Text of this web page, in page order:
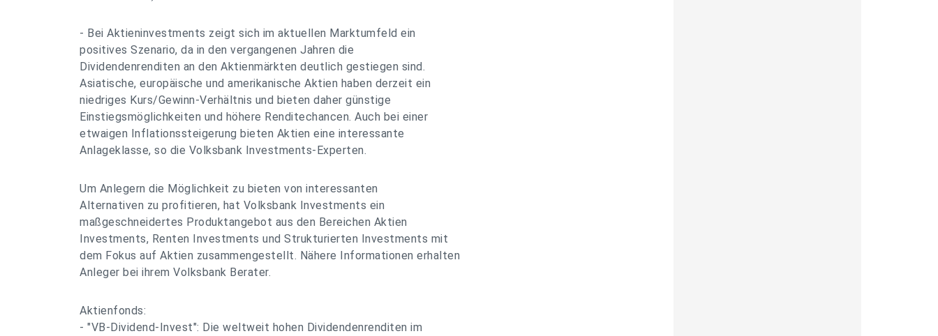
- Bei Aktieninvestments zeigt sich im aktuellen Marktumfeld ein
positives Szenario, da in den vergangenen Jahren die
Dividendenrenditen an den Aktienmärkten deutlich gestiegen sind.
Asiatische, europäische und amerikanische Aktien haben derzeit ein
niedriges Kurs/Gewinn-Verhältnis und bieten daher günstige
Einstiegsmöglichkeiten und höhere Renditechancen. Auch bei einer
etwaigen Inflationssteigerung bieten Aktien eine interessante
Anlageklasse, so die Volksbank Investments-Experten.
Um Anlegern die Möglichkeit zu bieten von interessanten
Alternativen zu profitieren, hat Volksbank Investments ein
maßgeschneidertes Produktangebot aus den Bereichen Aktien
Investments, Renten Investments und Strukturierten Investments mit
dem Fokus auf Aktien zusammengestellt. Nähere Informationen erhalten
Anleger bei ihrem Volksbank Berater.
Aktienfonds:
- "VB-Dividend-Invest": Die weltweit hohen Dividendenrenditen im